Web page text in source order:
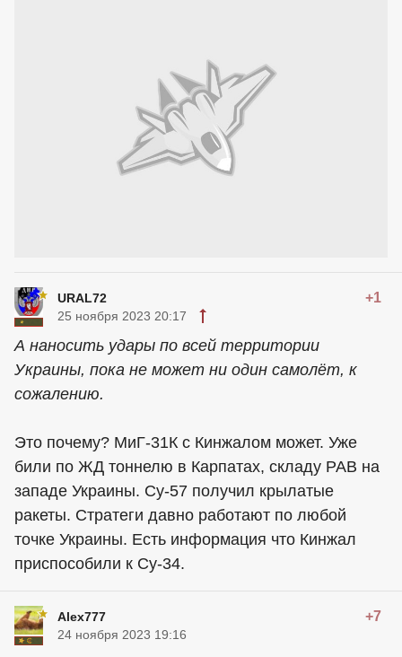
URAL72 +1
25 ноября 2023 20:17
А наносить удары по всей территории
Украины, пока не может ни один самолёт, к
сожалению.
Это почему? МиГ-31К с Кинжалом может. Уже
били по ЖД тоннелю в Карпатах, складу РАВ на
западе Украины. Су-57 получил крылатые
ракеты. Стратеги давно работают по любой
точке Украины. Есть информация что Кинжал
приспособили к Су-34.
Alex777 +7
24 ноября 2023 19:16